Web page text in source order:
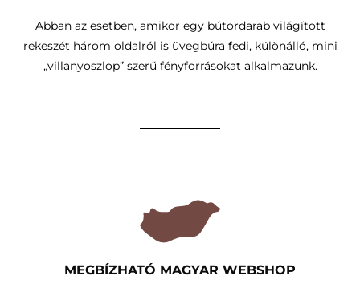
Abban az esetben, amikor egy bútordarab világított
rekeszét három oldalról is üvegbúra fedi, különálló, mini
„villanyoszlop” szerű fényforrásokat alkalmazunk.
MEGBÍZHATÓ MAGYAR WEBSHOP